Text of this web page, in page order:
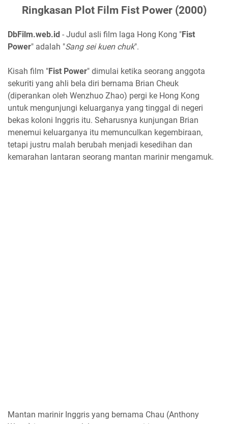
Ringkasan Plot Film Fist Power (2000)
DbFilm.web.id - Judul asli film laga Hong Kong "Fist
Power" adalah "Sang sei kuen chuk".
Kisah film "Fist Power" dimulai ketika seorang anggota
sekuriti yang ahli bela diri bernama Brian Cheuk
(diperankan oleh Wenzhuo Zhao) pergi ke Hong Kong
untuk mengunjungi keluarganya yang tinggal di negeri
bekas koloni Inggris itu. Seharusnya kunjungan Brian
menemui keluarganya itu memunculkan kegembiraan,
tetapi justru malah berubah menjadi kesedihan dan
kemarahan lantaran seorang mantan marinir mengamuk.
Mantan marinir Inggris yang bernama Chau (Anthony